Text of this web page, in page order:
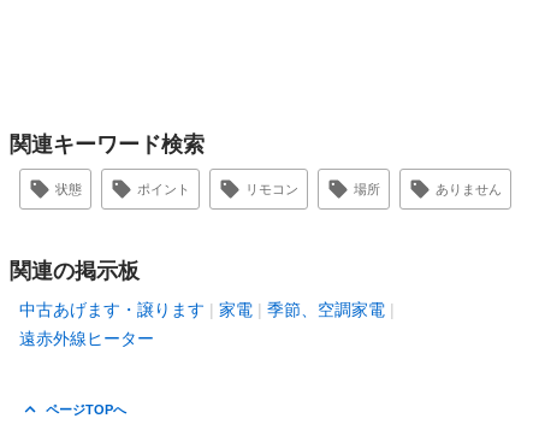
関連キーワード検索
状態 ポイント リモコン 場所 ありません
関連の掲示板
中古あげます・譲ります 家電
季節、空調家電
遠赤外線ヒーター
ページTOPへ